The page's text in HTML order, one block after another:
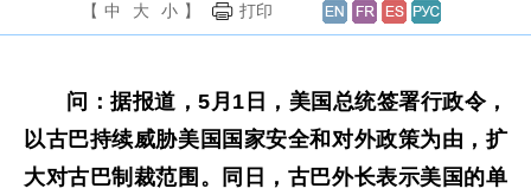
【 中 大 小 】 打印
问：据报道，5月1日，美国总统签署行政令，
以古巴持续威胁美国国家安全和对外政策为由，扩
大对古巴制裁范围。同日，古巴外长表示美国的单